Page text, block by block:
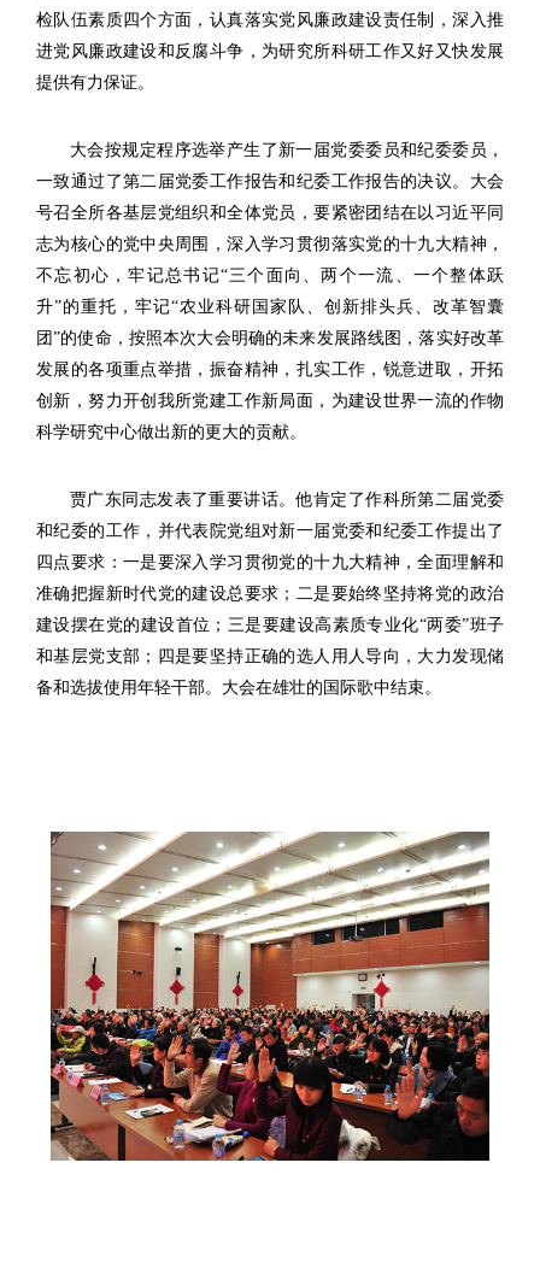
检队伍素质四个方面，认真落实党风廉政建设责任制，深入推
进党风廉政建设和反腐斗争，为研究所科研工作又好又快发展
提供有力保证。
大会按规定程序选举产生了新一届党委委员和纪委委员，
一致通过了第二届党委工作报告和纪委工作报告的决议。大会
号召全所各基层党组织和全体党员，要紧密团结在以习近平同
志为核心的党中央周围，深入学习贯彻落实党的十九大精神，
不忘初心，牢记总书记“三个面向、两个一流、一个整体跃
升”的重托，牢记“农业科研国家队、创新排头兵、改革智囊
团”的使命，按照本次大会明确的未来发展路线图，落实好改革
发展的各项重点举措，振奋精神，扎实工作，锐意进取，开拓
创新，努力开创我所党建工作新局面，为建设世界一流的作物
科学研究中心做出新的更大的贡献。
贾广东同志发表了重要讲话。他肯定了作科所第二届党委
和纪委的工作，并代表院党组对新一届党委和纪委工作提出了
四点要求：一是要深入学习贯彻党的十九大精神，全面理解和
准确把握新时代党的建设总要求；二是要始终坚持将党的政治
建设摆在党的建设首位；三是要建设高素质专业化“两委”班子
和基层党支部；四是要坚持正确的选人用人导向，大力发现储
备和选拔使用年轻干部。大会在雄壮的国际歌中结束。